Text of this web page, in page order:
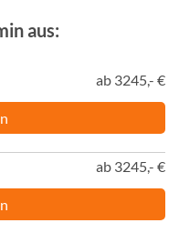
aus:
ab 3245,- €
ab 3245,- €